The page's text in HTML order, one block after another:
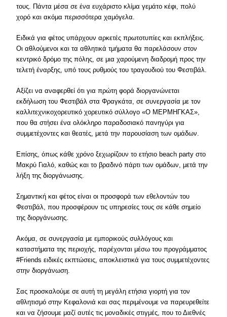
τους. Πάντα μέσα σε ένα ευχάριστο κλίμα γεμάτο κέφι, πολύ
χορό και ακόμα περισσότερα χαμόγελα.
Ειδικά για φέτος υπάρχουν αρκετές πρωτοτυπίες και εκπλήξεις.
Οι αθλούμενοι και τα αθλητικά τμήματα θα παρελάσουν στον
κεντρικό δρόμο της πόλης, σε μια χαρούμενη διαδρομή προς την
τελετή έναρξης, υπό τους ρυθμούς του τραγουδιού του Φεστιβάλ.
Αξίζει να αναφερθεί ότι για πρώτη φορά διοργανώνεται
εκδήλωση του Φεστιβάλ στα Φραγκάτα, σε συνεργασία με τον
καλλιτεχνικοχορευτικό χορευτικό σύλλογο «Ο ΜΕΡΜΗΓΚΑΣ»,
που θα στήσει ένα ολόκληρο παραδοσιακό πανηγύρι για
συμμετέχοντες και θεατές, μετά την παρουσίαση των ομάδων.
Επίσης, όπως κάθε χρόνο ξεχωρίζουν το ετήσιο beach party στο
Μακρύ Γιαλό, καθώς και το βραδινό πάρτι των ομάδων, μετά την
λήξη της διοργάνωσης.
Σημαντική και φέτος είναι οι προσφορά των εθελοντών του
Φεστιβάλ, που προσφέρουν τις υπηρεσίες τους σε κάθε σημείο
της διοργάνωσης.
Ακόμα, σε συνεργασία με εμπορικούς συλλόγους και
καταστήματα της περιοχής, παρέχονται μέσω του προγράμματος
#Friends ειδικές εκπτώσεις, αποκλειστικά για τους συμμετέχοντες
στην διοργάνωση.
Σας προσκαλούμε σε αυτή τη μεγάλη ετήσια γιορτή για τον
αθλητισμό στην Κεφαλονιά και σας περιμένουμε να παρευρεθείτε
και να ζήσουμε μαζί αυτές τις μοναδικές στιγμές, που το Διεθνές